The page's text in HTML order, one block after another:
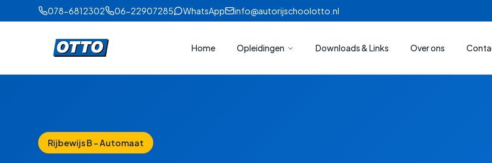
078-6812302 06-22907285 WhatsApp info@autorijschoolotto.nl
Home Opleidingen Downloads & Links Over ons
Rijbewijs B - Automaat